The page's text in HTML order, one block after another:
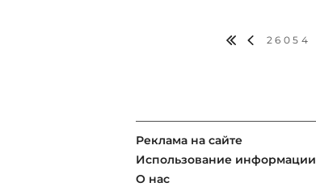
26054
Реклама на сайте
Использование информации
О нас